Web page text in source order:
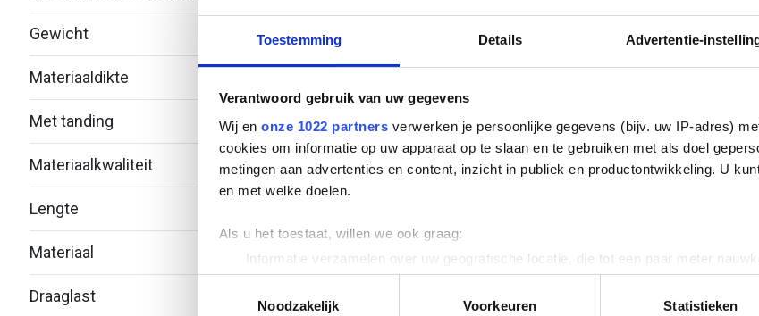
Toestemming Details Advertentie-
Verantwoord gebruik van uw gegevens
Wij en onze 1022 partners verwerken je persoonlijke gegevens (bijv. uw IP-adres)
cookies om informatie op uw apparaat op te slaan en te gebruiken met als doel
metingen aan advertenties en content, inzicht in publiek en productontwikkeling. U
en met welke doelen.
Als u het toestaat, willen we ook graag:
Informatie verzamelen over uw geografische locatie, die tot een paar meter
Uw apparaat identificeren door het actief te scannen op specifieke
Lees meer over hoe uw persoonlijke gegevens worden verwerkt en stel uw
Noodzakelijk
Voorkeuren Statistieken
Gewicht
Materiaaldikte
Met tanding Nee
Materiaalkwaliteit Overig
Lengte
Materiaal Roestvaststaal (RVS)
Draaglast